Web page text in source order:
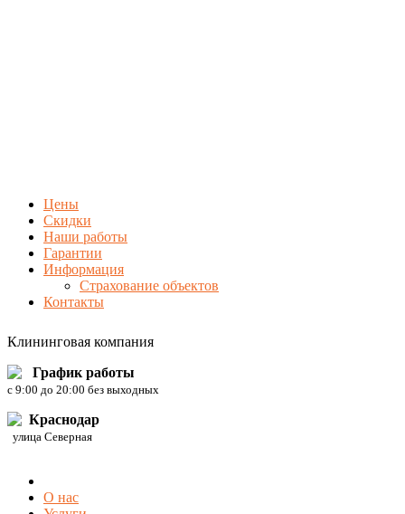
Цены
Скидки
Наши работы
Гарантии
Информация
Страхование объектов
Контакты
Клининговая компания
График работы
c 9:00 до 20:00 без выходных
Краснодар
улица Северная
О нас